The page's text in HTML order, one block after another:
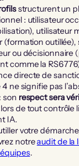
structurent un
: utilisateur
utilisateur
(formation outillée),
ou décisionnaire
comme la
directe de
4 ne signifie pas
son respect sera
de tout contrôle
IA.
votre
notreaudit de la
.